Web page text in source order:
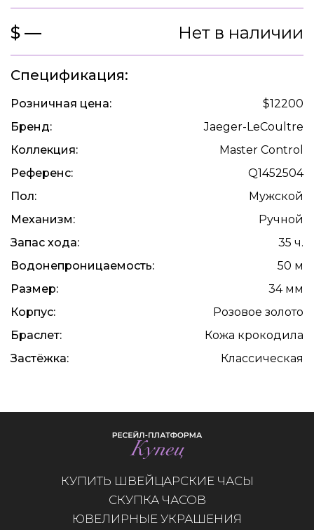
$ — Нет в наличии
Спецификация:
Розничная цена:
$12200
Бренд:
Jaeger-LeCoultre
Коллекция:
Master Control
Референс:
Q1452504
Пол:
Мужской
Механизм:
Ручной
Запас хода:
35 ч.
Водонепроницаемость:
50 м
Размер:
34 мм
Корпус:
Розовое золото
Браслет:
Кожа крокодила
Застёжка:
Классическая
КУПИТЬ ШВЕЙЦАРСКИЕ ЧАСЫ
СКУПКА ЧАСОВ
ЮВЕЛИРНЫЕ УКРАШЕНИЯ